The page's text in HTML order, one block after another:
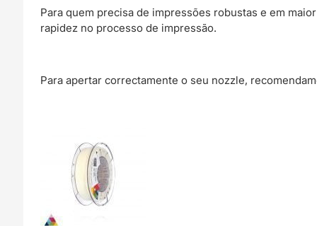
Para quem precisa de impressões robustas e em
rapidez no processo de impressão.
Para apertar correctamente o seu nozzle,